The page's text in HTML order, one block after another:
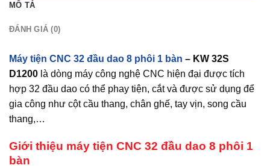
MÔ TẢ
ĐÁNH GIÁ (0)
Máy tiện CNC 32 đầu dao 8 phôi 1 bàn – KW 32S
D1200 là dòng máy công nghệ CNC hiện đại được tích
hợp 32 đầu dao có thể phay tiện, cắt và được sử dụng để
gia công như cột cầu thang, chân ghế, tay vịn, song cầu
thang,…
Giới thiệu máy tiện CNC 32 đầu dao 8 phôi 1
bàn